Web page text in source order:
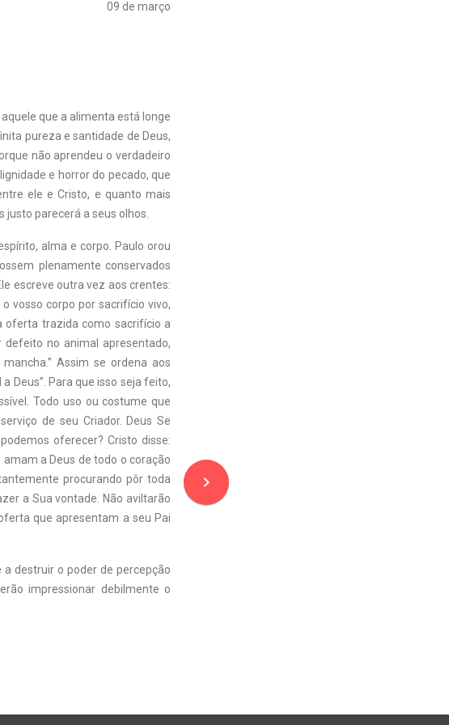
09 de março
que a alimenta está longe
pureza e santidade de Deus,
não aprendeu o verdadeiro
e horror do pecado, que
ele e Cristo, e quanto mais
parecerá a seus olhos.
alma e corpo. Paulo orou
plenamente conservados
escreve outra vez aos crentes:
vosso corpo por sacrifício vivo,
oferta trazida como sacrifício a
defeito no animal apresentado,
Assim se ordena aos
Deus”. Para que isso seja feito,
Todo uso ou costume que
de seu Criador. Deus Se
oferecer? Cristo disse:
amam a Deus de todo o coração
procurando pôr toda
a Sua vontade. Não aviltarão
que apresentam a seu Pai
destruir o poder de percepção
impressionar debilmente o
navigate_next